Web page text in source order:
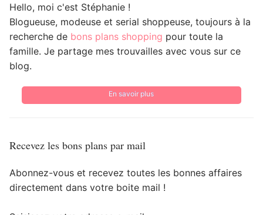
Hello, moi c'est Stéphanie !
Blogueuse, modeuse et serial shoppeuse, toujours à la
recherche de bons plans shopping pour toute la
famille. Je partage mes trouvailles avec vous sur ce
blog.
En savoir plus
Recevez les bons plans par mail
Abonnez-vous et recevez toutes les bonnes affaires
directement dans votre boite mail !